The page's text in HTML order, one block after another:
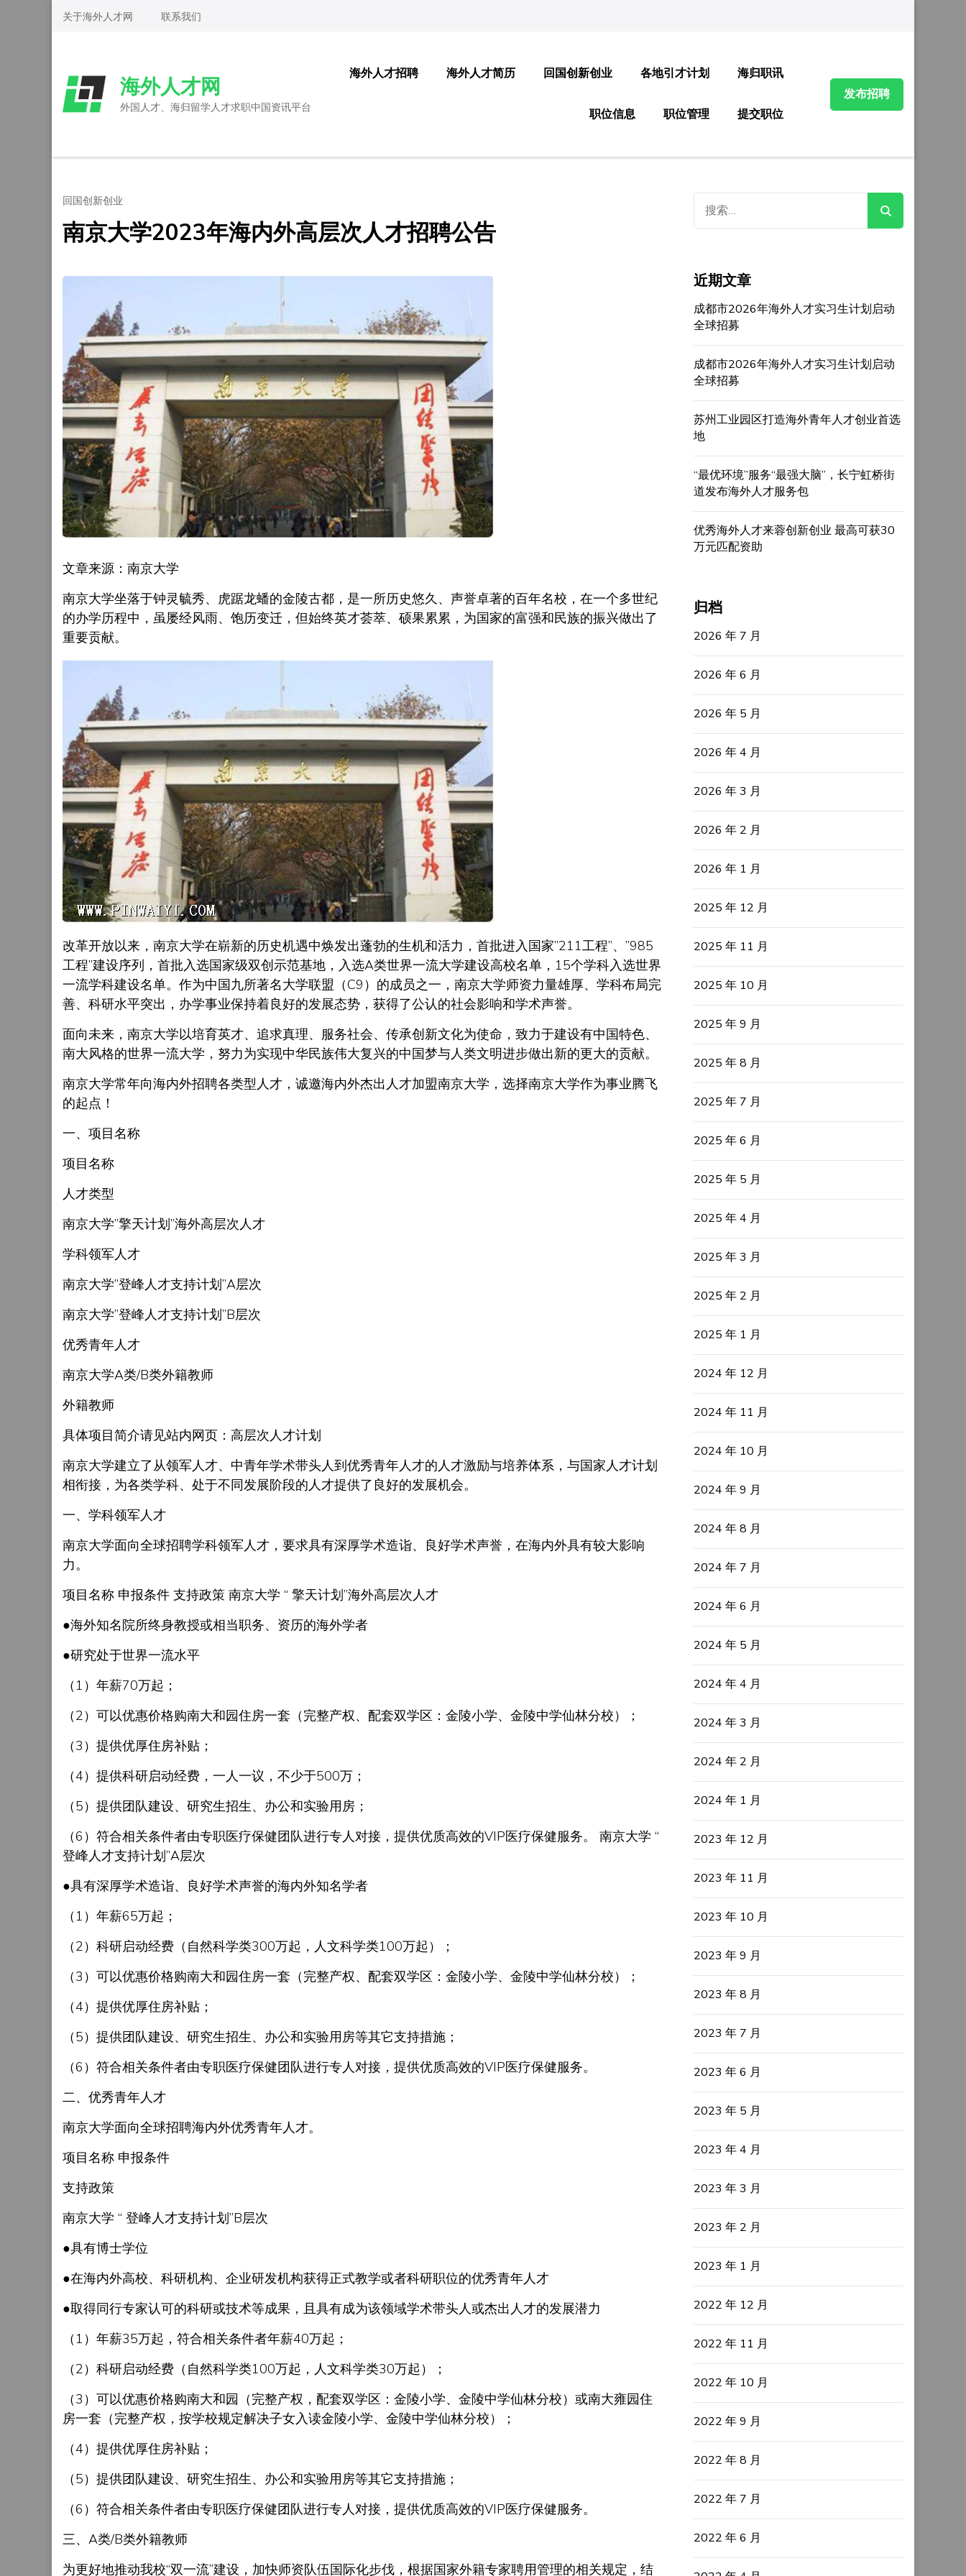
Skip
Enter)
关于海外人才网 联系我们
海外人才网
外国人才、海归留学人才求职中国资讯平台
海外人才招聘 海外人才简历 回国创新创业 各地引才计划 海归职讯
职位信息 职位管理 提交职位
发布招聘
回国创新创业
南京大学2023年海内外高层次人才招聘公告
文章来源：南京大学
南京大学坐落于钟灵毓秀、虎踞龙蟠的金陵古都，是一所历史悠久、声誉卓著的百年名校，在一个多世纪
的办学历程中，虽屡经风雨、饱历变迁，但始终英才荟萃、硕果累累，为国家的富强和民族的振兴做出了
重要贡献。
改革开放以来，南京大学在崭新的历史机遇中焕发出蓬勃的生机和活力，首批进入国家”211工程”、”985
工程”建设序列，首批入选国家级双创示范基地，入选A类世界一流大学建设高校名单，15个学科入选世界
一流学科建设名单。作为中国九所著名大学联盟（C9）的成员之一，南京大学师资力量雄厚、学科布局完
善、科研水平突出，办学事业保持着良好的发展态势，获得了公认的社会影响和学术声誉。
面向未来，南京大学以培育英才、追求真理、服务社会、传承创新文化为使命，致力于建设有中国特色、
南大风格的世界一流大学，努力为实现中华民族伟大复兴的中国梦与人类文明进步做出新的更大的贡献。
南京大学常年向海内外招聘各类型人才，诚邀海内外杰出人才加盟南京大学，选择南京大学作为事业腾飞
的起点！
一、项目名称
项目名称
人才类型
南京大学”擎天计划”海外高层次人才
学科领军人才
南京大学”登峰人才支持计划”A层次
南京大学”登峰人才支持计划”B层次
优秀青年人才
南京大学A类/B类外籍教师
外籍教师
具体项目简介请见站内网页：高层次人才计划
南京大学建立了从领军人才、中青年学术带头人到优秀青年人才的人才激励与培养体系，与国家人才计划
相衔接，为各类学科、处于不同发展阶段的人才提供了良好的发展机会。
一、学科领军人才
南京大学面向全球招聘学科领军人才，要求具有深厚学术造诣、良好学术声誉，在海内外具有较大影响
力。
项目名称 申报条件 支持政策 南京大学 “ 擎天计划”海外高层次人才
●海外知名院所终身教授或相当职务、资历的海外学者
●研究处于世界一流水平
（1）年薪70万起；
（2）可以优惠价格购南大和园住房一套（完整产权、配套双学区：金陵小学、金陵中学仙林分校）；
（3）提供优厚住房补贴；
（4）提供科研启动经费，一人一议，不少于500万；
（5）提供团队建设、研究生招生、办公和实验用房；
（6）符合相关条件者由专职医疗保健团队进行专人对接，提供优质高效的VIP医疗保健服务。 南京大学 “
登峰人才支持计划”A层次
●具有深厚学术造诣、良好学术声誉的海内外知名学者
（1）年薪65万起；
（2）科研启动经费（自然科学类300万起，人文科学类100万起）；
（3）可以优惠价格购南大和园住房一套（完整产权、配套双学区：金陵小学、金陵中学仙林分校）；
（4）提供优厚住房补贴；
（5）提供团队建设、研究生招生、办公和实验用房等其它支持措施；
（6）符合相关条件者由专职医疗保健团队进行专人对接，提供优质高效的VIP医疗保健服务。
二、优秀青年人才
南京大学面向全球招聘海内外优秀青年人才。
项目名称 申报条件
支持政策
南京大学 “ 登峰人才支持计划”B层次
●具有博士学位
●在海内外高校、科研机构、企业研发机构获得正式教学或者科研职位的优秀青年人才
●取得同行专家认可的科研或技术等成果，且具有成为该领域学术带头人或杰出人才的发展潜力
（1）年薪35万起，符合相关条件者年薪40万起；
（2）科研启动经费（自然科学类100万起，人文科学类30万起）；
（3）可以优惠价格购南大和园（完整产权，配套双学区：金陵小学、金陵中学仙林分校）或南大雍园住
房一套（完整产权，按学校规定解决子女入读金陵小学、金陵中学仙林分校）；
（4）提供优厚住房补贴；
（5）提供团队建设、研究生招生、办公和实验用房等其它支持措施；
（6）符合相关条件者由专职医疗保健团队进行专人对接，提供优质高效的VIP医疗保健服务。
三、A类/B类外籍教师
为更好地推动我校“双一流”建设，加快师资队伍国际化步伐，根据国家外籍专家聘用管理的相关规定，结
索：
近期文章
成都市2026年海外人才实习生计划启动
全球招募
成都市2026年海外人才实习生计划启动
全球招募
苏州工业园区打造海外青年人才创业首选
地
“最优环境”服务“最强大脑”，长宁虹桥街
道发布海外人才服务包
优秀海外人才来蓉创新创业 最高可获30
万元匹配资助
归档
2026 年 7 月
2026 年 6 月
2026 年 5 月
2026 年 4 月
2026 年 3 月
2026 年 2 月
2026 年 1 月
2025 年 12 月
2025 年 11 月
2025 年 10 月
2025 年 9 月
2025 年 8 月
2025 年 7 月
2025 年 6 月
2025 年 5 月
2025 年 4 月
2025 年 3 月
2025 年 2 月
2025 年 1 月
2024 年 12 月
2024 年 11 月
2024 年 10 月
2024 年 9 月
2024 年 8 月
2024 年 7 月
2024 年 6 月
2024 年 5 月
2024 年 4 月
2024 年 3 月
2024 年 2 月
2024 年 1 月
2023 年 12 月
2023 年 11 月
2023 年 10 月
2023 年 9 月
2023 年 8 月
2023 年 7 月
2023 年 6 月
2023 年 5 月
2023 年 4 月
2023 年 3 月
2023 年 2 月
2023 年 1 月
2022 年 12 月
2022 年 11 月
2022 年 10 月
2022 年 9 月
2022 年 8 月
2022 年 7 月
2022 年 6 月